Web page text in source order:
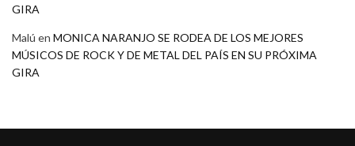
GIRA
Malú en MONICA NARANJO SE RODEA DE LOS MEJORES
MÚSICOS DE ROCK Y DE METAL DEL PAÍS EN SU PRÓXIMA
GIRA